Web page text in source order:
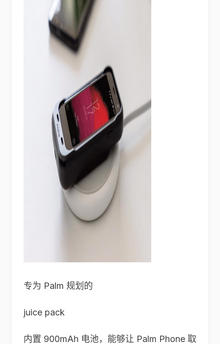
专为 Palm 规划的
juice pack
内置 900mAh 电池，能够让 Palm Phone 取